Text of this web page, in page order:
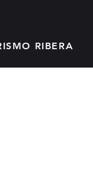
RIBERA